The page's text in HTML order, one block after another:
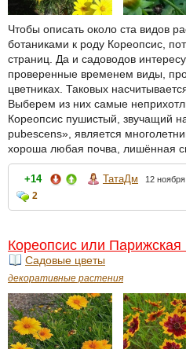
Чтобы описать около ста видов
ботаниками к роду Кореопсис,
страниц. Да и садоводов
проверенные временем виды,
цветниках. Таковых
Выберем из них самые
Кореопсис пушистый, звучащий
pubescens», является
хороша любая почва, лишённая
+14 ТатаДм 12
2
Кореопсис или Парижская
Садовые цветы
декоративные растения